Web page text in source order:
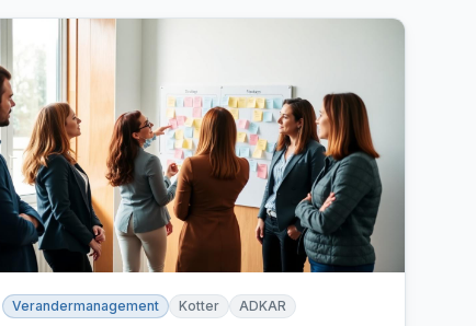
Verandermanagement Kotter ADKAR